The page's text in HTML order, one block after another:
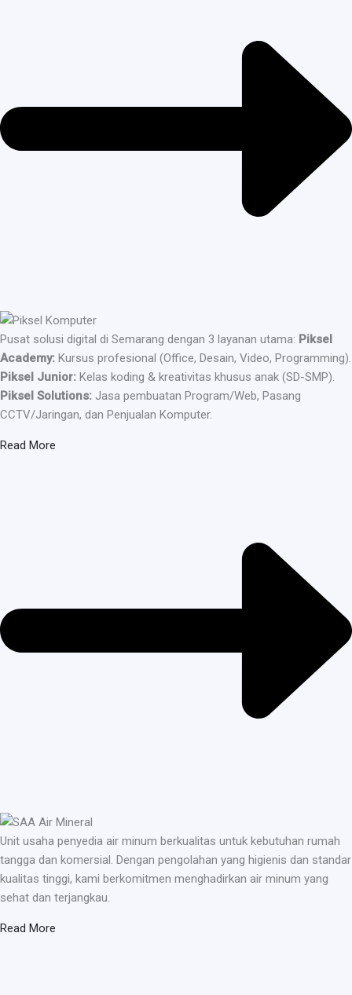
Pusat solusi digital di Semarang dengan 3 layanan utama: Piksel
Academy: Kursus profesional (Office, Desain, Video, Programming).
Piksel Junior: Kelas koding & kreativitas khusus anak (SD-SMP).
Piksel Solutions: Jasa pembuatan Program/Web, Pasang
CCTV/Jaringan, dan Penjualan Komputer.
Read More
Unit usaha penyedia air minum berkualitas untuk kebutuhan rumah
tangga dan komersial. Dengan pengolahan yang higienis dan standar
kualitas tinggi, kami berkomitmen menghadirkan air minum yang
sehat dan terjangkau.
Read More